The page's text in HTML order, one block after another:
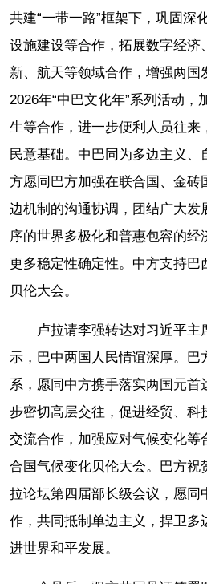
共建“一带一路”框架下，巩固深
设施建设等合作，拓展数字经济
新、航天等领域合作，增强两国
2026年“中巴文化年”系列活动，
生等合作，进一步便利人员往来
民意基础。中巴同为多边主义、
方愿同巴方加强在联合国、金砖
边机制的沟通协调，团结广大发
序的世界多极化和普惠包容的经
更多稳定性确定性。中方支持巴
贝伦大会。
卢拉请李强转达对习近平主
示，巴中两国人民情谊深厚。巴
系，愿同中方携手落实两国元首
步密切高层交往，促进经贸、科
交流合作，加强应对气候变化等
合国气候变化贝伦大会。巴方祝
拉论坛第四届部长级会议，愿同
作，共同抵制单边主义，捍卫多
进世界和平发展。